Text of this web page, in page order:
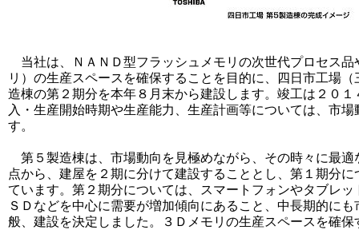
当社は、ＮＡＮＤ型フラッシュメモリの次世代プロセス品
リ）の生産スペースを確保することを目的に、四日市工場
造棟の第２期分を本年８月末から建設します。竣工は２０
入・生産開始時期や生産能力、生産計画等については、市
す。
第５製造棟は、市場動向を見極めながら、その時々に最
点から、建屋を２期に分けて建設することとし、第１期分
ています。第２期分については、スマートフォンやタブレ
ＳＤなどを中心に需要が増加傾向にあること、中長期的に
般、建設を決定しました。３Ｄメモリの生産スペースを確